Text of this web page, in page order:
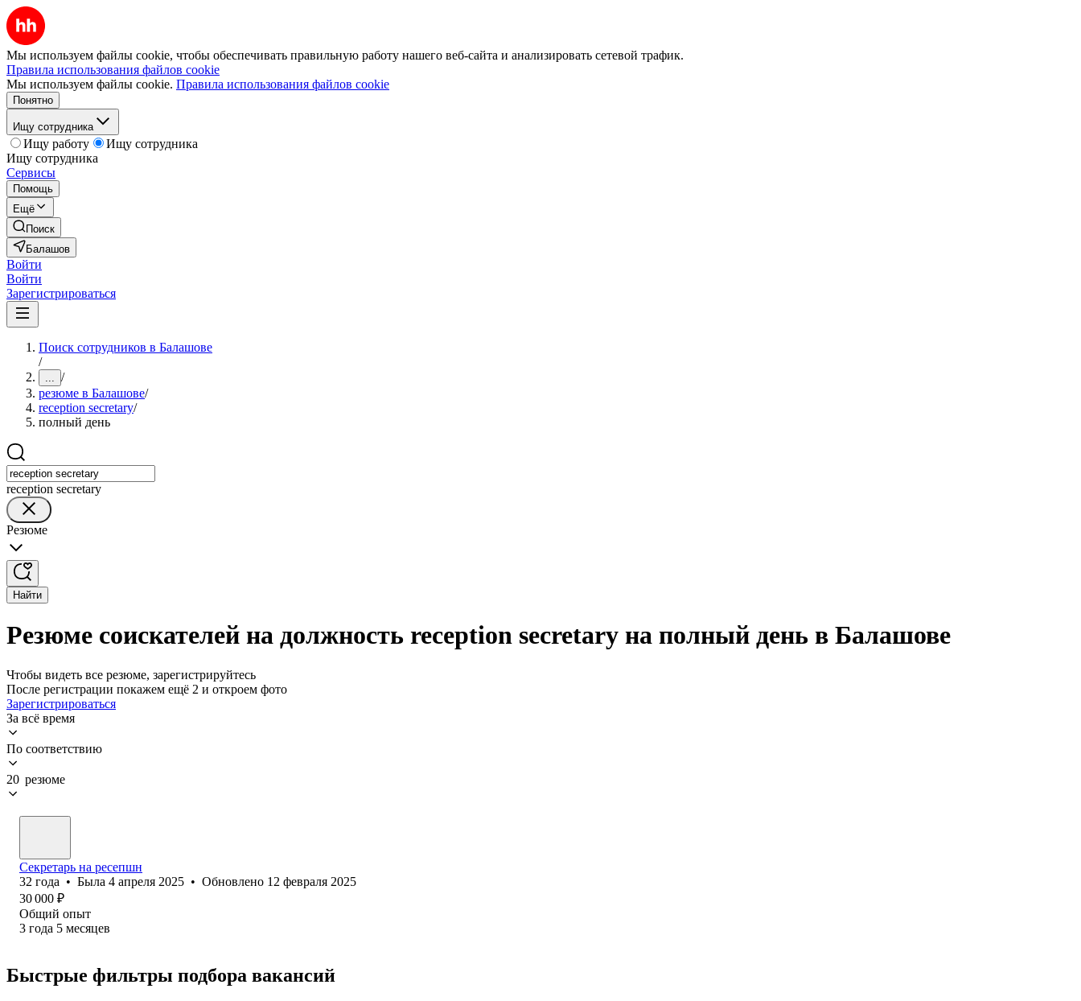
Мы используем файлы cookie, чтобы обеспечивать правильную работу нашего веб-сайта и анализировать сетевой трафик.
Правила использования файлов cookie
Мы используем файлы cookie. Правила использования файлов cookie
Понятно
Ищу сотрудника
Ищу работу
Ищу сотрудника
Ищу сотрудника
Сервисы
Помощь
Ещё
Поиск
Балашов
Войти
Войти
Зарегистрироваться
Поиск сотрудников в Балашове
/
... /
резюме в Балашове/
reception secretary/
полный день
reception secretary
Резюме
Найти
Резюме соискателей на должность reception secretary на полный день в Балашове
Чтобы видеть все резюме, зарегистрируйтесь
После регистрации покажем ещё 2 и откроем фото
Зарегистрироваться
За всё время
По соответствию
20 резюме
Секретарь на ресепшн
32 года • Была 4 апреля 2025 • Обновлено 12 февраля 2025
30 000 ₽
Общий опыт
3 года 5 месяцев
Быстрые фильтры подбора вакансий